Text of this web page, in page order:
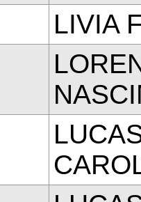
LIVIA